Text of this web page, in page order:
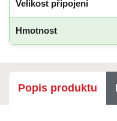
Velikost připojení
Hmotnost
Popis produktu